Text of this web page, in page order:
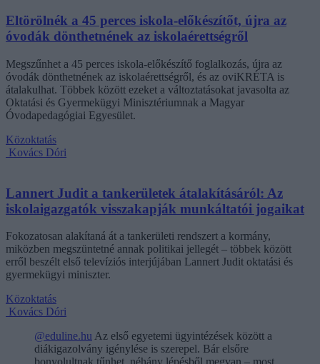
Eltörölnék a 45 perces iskola-előkészítőt, újra az
óvodák dönthetnének az iskolaérettségről
Megszűnhet a 45 perces iskola-előkészítő foglalkozás, újra az
óvodák dönthetnének az iskolaérettségről, és az oviKRÉTA is
átalakulhat. Többek között ezeket a változtatásokat javasolta az
Oktatási és Gyermekügyi Minisztériumnak a Magyar
Óvodapedagógiai Egyesület.
Közoktatás
Kovács Dóri
Lannert Judit a tankerületek átalakításáról: Az
iskolaigazgatók visszakapják munkáltatói jogaikat
Fokozatosan alakítaná át a tankerületi rendszert a kormány,
miközben megszüntetné annak politikai jellegét – többek között
erről beszélt első televíziós interjújában Lannert Judit oktatási és
gyermekügyi miniszter.
Közoktatás
Kovács Dóri
@eduline.hu Az első egyetemi ügyintézések között a
diákigazolvány igénylése is szerepel. Bár elsőre